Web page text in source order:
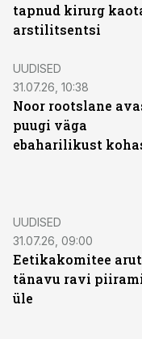
tapnud kirurg
arstilitsentsi
UUDISED
31.07.26, 10:38
Noor rootslane
puugi väga
ebaharilikust
UUDISED
31.07.26, 09:00
Eetikakomitee
tänavu ravi
üle